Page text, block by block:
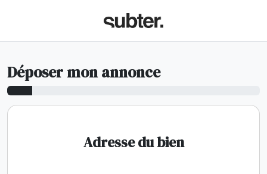
Déposer mon annonce
Adresse du bien